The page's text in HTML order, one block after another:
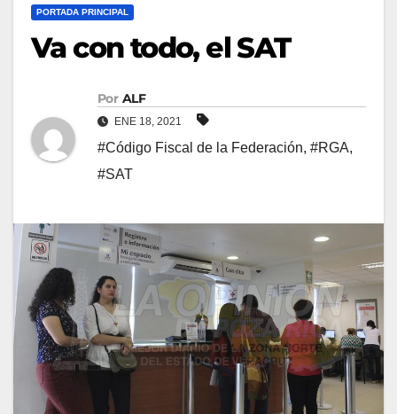
PORTADA PRINCIPAL
Va con todo, el SAT
Por ALF
ENE 18, 2021
#Código Fiscal de la Federación, #RGA,
#SAT